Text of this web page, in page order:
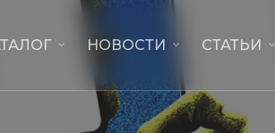
НОВОСТИ СТАТЬИ